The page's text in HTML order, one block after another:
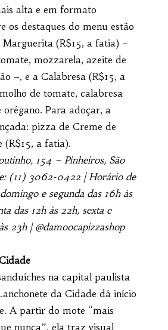
alta e em formato
os destaques do menu estão
Marguerita (R$15, a fatia) –
mozzarela, azeite de
–, e a Calabresa (R$15, a
de tomate, calabresa
orégano. Para adoçar, a
pizza de Creme de
(R$15, a fatia).
154 – Pinheiros, São
(11) 3062-0422 | Horário de
e segunda das 16h às
das 12h às 22h, sexta e
23h | @damoocapizzashop
na capital paulista
da Cidade dá início
A partir do mote “mais
nunca”, ela traz visual